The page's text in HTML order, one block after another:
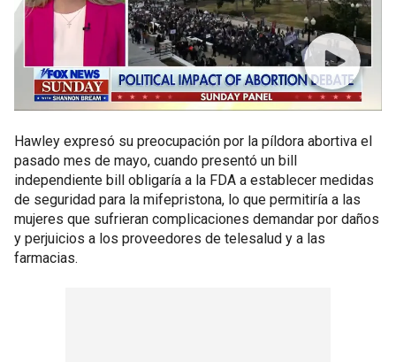
Hawley expresó su preocupación por la píldora abortiva el
pasado mes de mayo, cuando presentó un bill
independiente bill obligaría a la FDA a establecer medidas
de seguridad para la mifepristona, lo que permitiría a las
mujeres que sufrieran complicaciones demandar por daños
y perjuicios a los proveedores de telesalud y a las
farmacias.